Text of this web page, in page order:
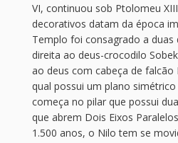
VI, continuou sob Ptolomeu
decorativos datam da época
Templo foi consagrado a duas
direita ao deus-crocodilo
ao deus com cabeça de falcão
qual possui um plano
começa no pilar que possui
que abrem Dois Eixos
1.500 anos, o Nilo tem se